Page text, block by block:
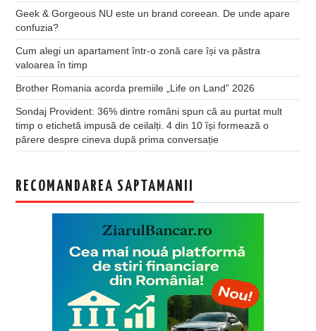
Geek & Gorgeous NU este un brand coreean. De unde apare
confuzia?
Cum alegi un apartament într-o zonă care își va păstra
valoarea în timp
Brother Romania acorda premiile „Life on Land” 2026
Sondaj Provident: 36% dintre români spun că au purtat mult
timp o etichetă impusă de ceilalți. 4 din 10 își formează o
părere despre cineva după prima conversație
RECOMANDAREA SAPTAMANII